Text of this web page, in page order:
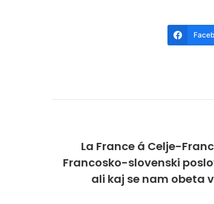
La France á Celje-
Francosko-slovenski
ali kaj se nam obeta